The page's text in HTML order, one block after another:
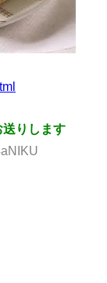
送りします